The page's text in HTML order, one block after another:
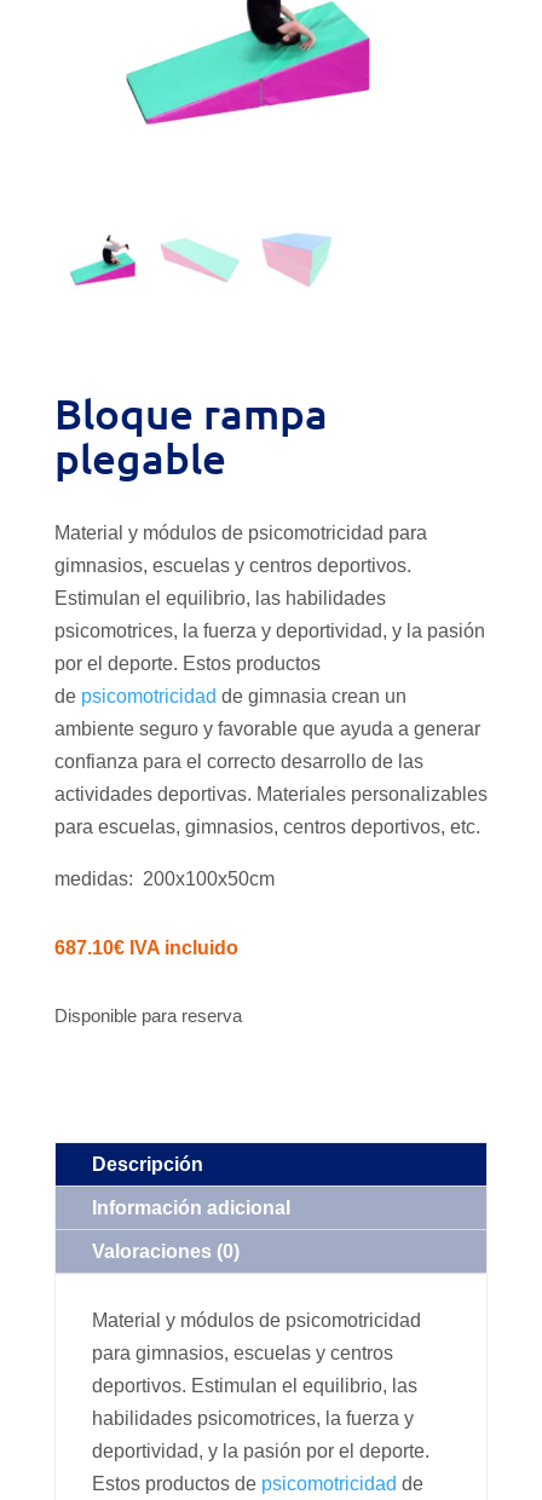
Bloque rampa
plegable
Material y módulos de psicomotricidad para
gimnasios, escuelas y centros deportivos.
Estimulan el equilibrio, las habilidades
psicomotrices, la fuerza y deportividad, y la pasión
por el deporte. Estos productos
de psicomotricidad de gimnasia crean un
ambiente seguro y favorable que ayuda a generar
confianza para el correcto desarrollo de las
actividades deportivas. Materiales personalizables
para escuelas, gimnasios, centros deportivos, etc.
medidas: 200x100x50cm
687.10€ IVA incluido
Disponible para reserva
Descripción
Información adicional
Valoraciones (0)
Material y módulos de psicomotricidad
para gimnasios, escuelas y centros
deportivos. Estimulan el equilibrio, las
habilidades psicomotrices, la fuerza y
deportividad, y la pasión por el deporte.
Estos productos de psicomotricidad de